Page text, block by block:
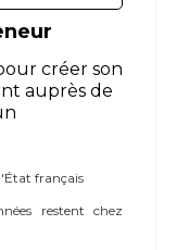
créer son
auprès de
français
restent chez